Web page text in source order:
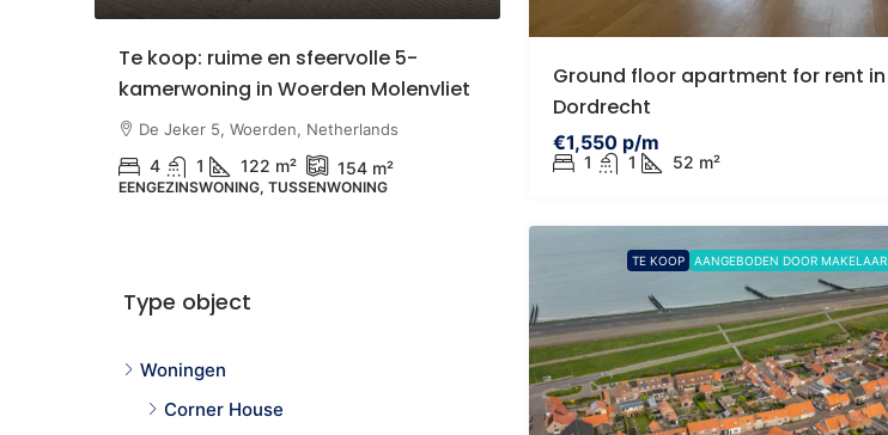
Ground floor apartment for rent in
Dordrecht
€1,550 p/m
1 1 52 m²
TE KOOP AANGEBODEN DOOR MAKELAAR
Te koop: ruime en sfeervolle 5-
kamerwoning in Woerden Molenvliet
De Jeker 5, Woerden, Netherlands
4 1 122 m² 154 m²
EENGEZINSWONING, TUSSENWONING
Zonnige tuin | Eigen grond |
Uitbreiding mogelijk tot ca. 96 m2
Eendrachtsstraat 23A, Rotterdam,
1 1 68 957
BENEDENWONING
Type object
Woningen
Corner House